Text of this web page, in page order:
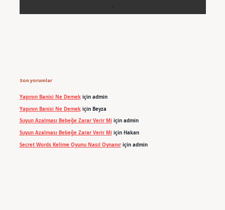
Son yorumlar
Yapının Banisi Ne Demekiçin admin
Yapının Banisi Ne Demekiçin Beyza
Suyun Azalması Bebeğe Zarar Verir Miiçin admin
Suyun Azalması Bebeğe Zarar Verir Miiçin Hakan
Secret Words Kelime Oyunu Nasıl Oynanıriçin admin